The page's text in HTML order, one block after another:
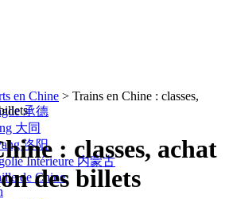
承德
大同
洛阳
Intérieure 内蒙古
de Chine
en Chine > Trains en Chine : classes,
: classes, achat
des billets